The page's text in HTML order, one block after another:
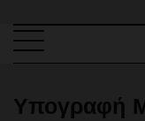
Υπογραφή